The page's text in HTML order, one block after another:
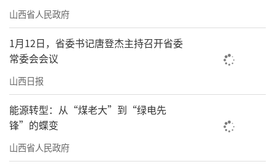
山西省人民政府
1月12日，省委书记唐登杰主持召开省委
常委会会议
山西日报
能源转型：从“煤老大”到“绿电先
锋”的蝶变
山西省人民政府